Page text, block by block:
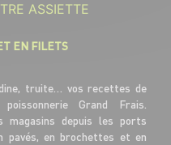
ASSIETTE
EN FILETS
truite… vos recettes de
Grand Frais.
magasins depuis les ports
pavés, en brochettes et en